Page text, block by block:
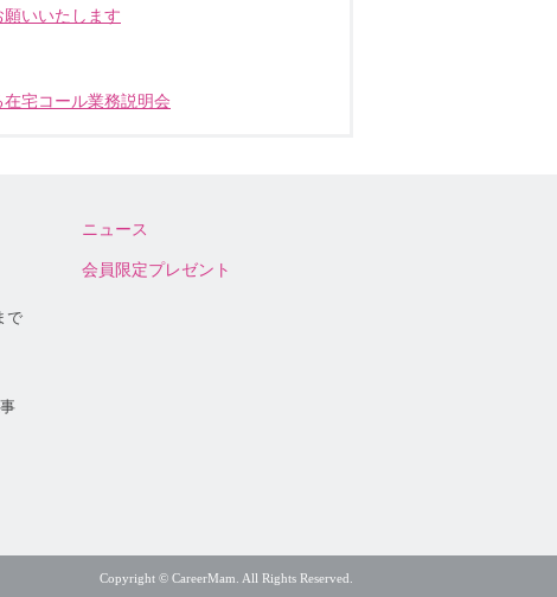
いいたします
宅コール業務説明会
で
ニュース
会員限定プレゼント
Copyright © CareerMam. All Rights Reserved.